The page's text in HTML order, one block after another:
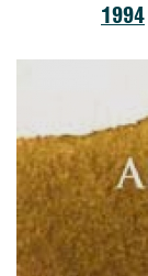
1994